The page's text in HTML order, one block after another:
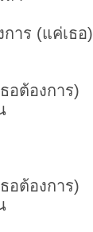
าร (แค่เธอ)
อต้องการ)
อต้องการ)